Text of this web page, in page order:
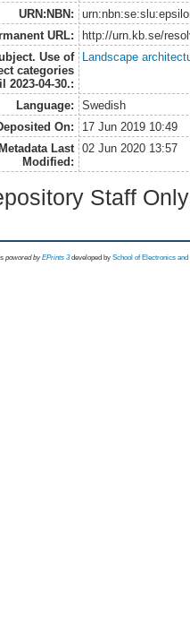
URN:NBN:
URL:
http://urn.kb.se/
Use of
categories
2023-04-30.:
Landscape
Language:
Swedish
On:
17 Jun 2019 10:49
Last
Modified:
02 Jun 2020 13:57
Staff
powored byEPrints 3 developed by School of Electronics